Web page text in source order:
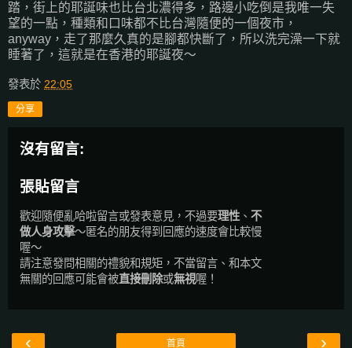
踏，街上的耶誕味也比台北濃得多，路邊小吃倒是我唯一失
望的一點，種類和口味都不比台灣隨便的一個夜市，
anyway，走了那麼久真的是腳都快斷了，所以洗完澡一下就
睡著了，這就是在香港的耶誕夜～
發表於 22:05
分享
沒有留言:
張貼留言
歡迎隨便亂哈啦留言或發表意見，不過要理性 、 不
做人身攻擊～匿名的朋友得到回應的速度會比較慢
喔～
請注意發問相關的禮貌和規矩，不當留言、和本文
無關的回應可能會被直接刪除或無視喔！
‹ ›
首頁